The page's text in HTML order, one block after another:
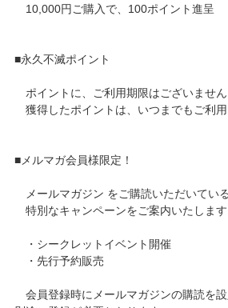
10,000円ご購入で、100ポイント進呈
■永久不滅ポイント
ポイントに、ご利用期限はございません
獲得したポイントは、いつまでもご利用
■メルマガ会員様限定！
メールマガジン をご購読いただいている
特別なキャンペーンをご案内いたします
・シークレットイベント開催
・先行予約販売
会員登録時にメールマガジンの購読を設